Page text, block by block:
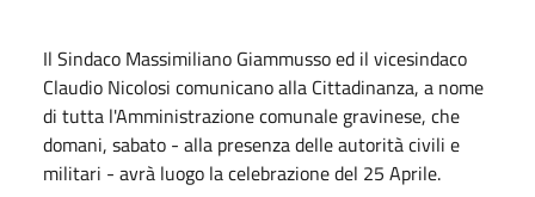
Il Sindaco Massimiliano Giammusso ed il vicesindaco
Claudio Nicolosi comunicano alla Cittadinanza, a nome
di tutta l'Amministrazione comunale gravinese, che
domani, sabato - alla presenza delle autorità civili e
militari - avrà luogo la celebrazione del 25 Aprile.